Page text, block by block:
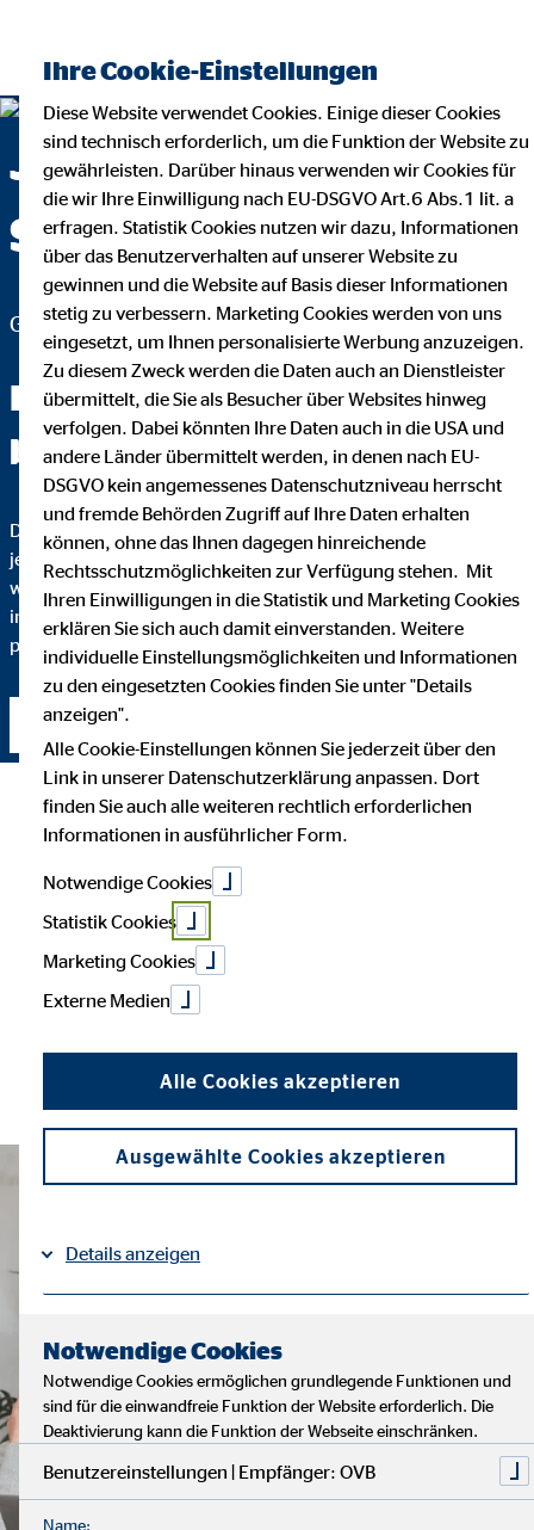
Johannes Lindlau —
Schmölln
Generalagent für die OVB Vermögensberatung AG
Fachchinesisch werden Sie
bei mir nicht hören.
Das wichtigste an einer guten Finanzberatung ist, dass Sie
jeden Schritt verstehen. Darum erkläre ich Ihnen bis ins Detail,
warum ich eine bestimmte Finanzlösung empfehle und
inwiefern diese zu Ihnen und Ihren individuellen Bedürfnissen
passt.
Kontakt aufnehmen
Ihre Cookie-Einstellungen
Diese Website verwendet Cookies. Einige dieser Cookies
sind technisch erforderlich, um die Funktion der Website zu
gewährleisten. Darüber hinaus verwenden wir Cookies für
die wir Ihre Einwilligung nach EU-DSGVO Art.6 Abs.1 lit. a
erfragen. Statistik Cookies nutzen wir dazu, Informationen
über das Benutzerverhalten auf unserer Website zu
gewinnen und die Website auf Basis dieser Informationen
stetig zu verbessern. Marketing Cookies werden von uns
eingesetzt, um Ihnen personalisierte Werbung anzuzeigen.
Zu diesem Zweck werden die Daten auch an Dienstleister
übermittelt, die Sie als Besucher über Websites hinweg
verfolgen. Dabei könnten Ihre Daten auch in die USA und
andere Länder übermittelt werden, in denen nach EU-
DSGVO kein angemessenes Datenschutzniveau herrscht
und fremde Behörden Zugriff auf Ihre Daten erhalten
können, ohne das Ihnen dagegen hinreichende
Rechtsschutzmöglichkeiten zur Verfügung stehen. Mit
Ihren Einwilligungen in die Statistik und Marketing Cookies
erklären Sie sich auch damit einverstanden. Weitere
individuelle Einstellungsmöglichkeiten und Informationen
zu den eingesetzten Cookies finden Sie unter "Details
anzeigen".
Alle Cookie-Einstellungen können Sie jederzeit über den
Link in unserer Datenschutzerklärung anpassen. Dort
finden Sie auch alle weiteren rechtlich erforderlichen
Informationen in ausführlicher Form.
Notwendige Cookies
Statistik Cookies
Marketing Cookies
Externe Medien
Alle Cookies akzeptieren
Ausgewählte Cookies akzeptieren
Details anzeigen
Notwendige Cookies
Notwendige Cookies ermöglichen grundlegende Funktionen und
sind für die einwandfreie Funktion der Website erforderlich. Die
Deaktivierung kann die Funktion der Webseite einschränken.
Benutzereinstellungen | Empfänger: OVB
Name: